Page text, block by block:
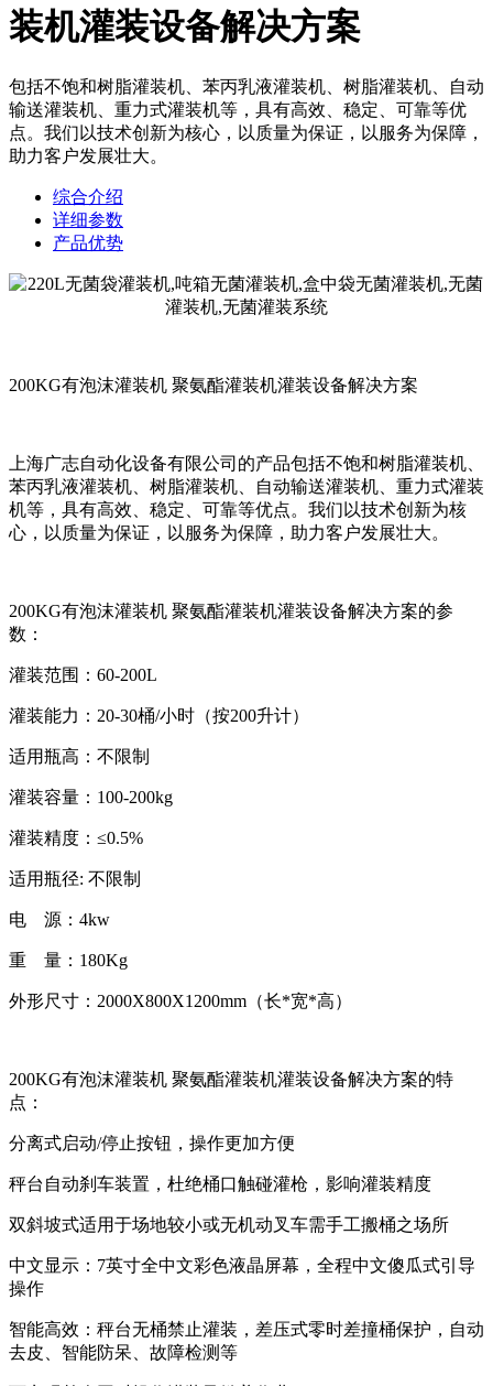
装机灌装设备解决方案
包括不饱和树脂灌装机、苯丙乳液灌装机、树脂灌装机、自动
输送灌装机、重力式灌装机等，具有高效、稳定、可靠等优
点。我们以技术创新为核心，以质量为保证，以服务为保障，
助力客户发展壮大。
综合介绍
详细参数
产品优势
200KG有泡沫灌装机 聚氨酯灌装机灌装设备解决方案
上海广志自动化设备有限公司的产品包括不饱和树脂灌装机、
苯丙乳液灌装机、树脂灌装机、自动输送灌装机、重力式灌装
机等，具有高效、稳定、可靠等优点。我们以技术创新为核
心，以质量为保证，以服务为保障，助力客户发展壮大。
200KG有泡沫灌装机 聚氨酯灌装机灌装设备解决方案的参
数：
灌装范围：60-200L
灌装能力：20-30桶/小时（按200升计）
适用瓶高：不限制
灌装容量：100-200kg
灌装精度：≤0.5%
适用瓶径: 不限制
电 源：4kw
重 量：180Kg
外形尺寸：2000X800X1200mm（长*宽*高）
200KG有泡沫灌装机 聚氨酯灌装机灌装设备解决方案的特
点：
分离式启动/停止按钮，操作更加方便
秤台自动刹车装置，杜绝桶口触碰灌枪，影响灌装精度
双斜坡式适用于场地较小或无机动叉车需手工搬桶之场所
中文显示：7英寸全中文彩色液晶屏幕，全程中文傻瓜式引导
操作
智能高效：秤台无桶禁止灌装，差压式零时差撞桶保护，自动
去皮、智能防呆、故障检测等